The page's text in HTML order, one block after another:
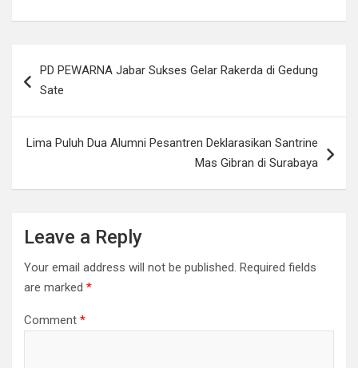
ce
o
k
at
A
p
tt ail py
n
C
at
e
ar
navigation
PD PEWARNA Jabar Sukses Gelar Rakerda di Gedung
Sate
Lima Puluh Dua Alumni Pesantren Deklarasikan Santrine
Mas Gibran di Surabaya
Leave a Reply
Your email address will not be published. Required fields
are marked *
Comment *